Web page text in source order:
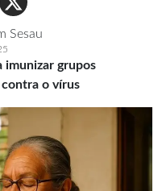
Sesau
imunizar grupos
o vírus